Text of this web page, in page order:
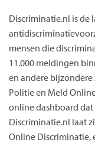
Discriminatie.nl is
mensen die
11.000 meldingen
en andere
Politie en Meld
online dashboard
Discriminatie.nl laat
Online Discriminatie,